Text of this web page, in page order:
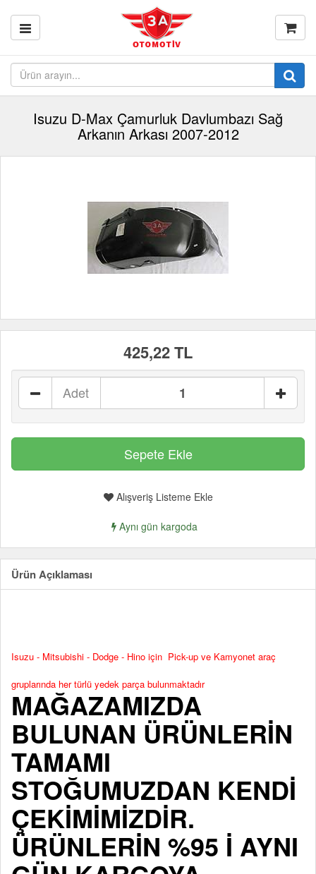
Isuzu D-Max Çamurluk Davlumbazı Sağ
Arkanın Arkası 2007-2012
425,22 TL
Adet
Alışveriş Listeme Ekle
Aynı gün kargoda
Ürün Açıklaması
Isuzu - Mitsubishi - Dodge - Hino için Pick-up ve Kamyonet araç
gruplarında her türlü yedek parça bulunmaktadır
MAĞAZAMIZDA
BULUNAN ÜRÜNLERİN
TAMAMI
STOĞUMUZDAN KENDİ
ÇEKİMİMİZDİR.
ÜRÜNLERİN %95 İ AYNI